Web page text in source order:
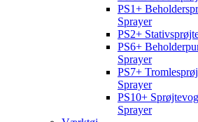
PS1+
Sprayer
PS2+
PS6+
Sprayer
PS7+
Sprayer
PS10+
Sprayer